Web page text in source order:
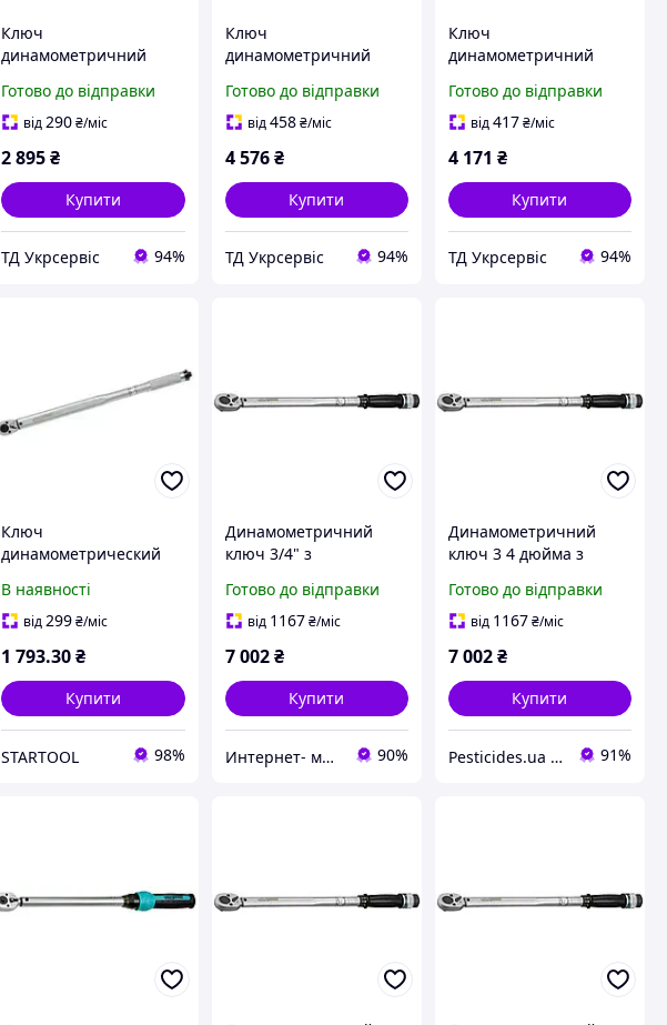
Ключ
динамометричний
4210 1/2" 42-210 Нм
Готово до відправки
від290₴/міс
2 895₴
Купити
ТД Укрсервіс 94%
Ключ
динамометричний
4350 1/2" 50-350 Нм
Готово до відправки
від458 ₴/міс
4 576 ₴
Купити
ТД Укрсервіс 94%
Ключ
динамометричний
1/2" 70-350 Нм
Готово до відправки
від417₴/міс
4 171 ₴
Купити
ТД Укрсервіс 94%
Ключ
динамометрический
Whirlpower
В наявності
від299₴/міс
1 793.30₴
Купити
STARTOOL 98%
Динамометричний
ключ 3/4" з
моментом 100-500 Нм
для точного
Готово до відправки
від 1167 ₴/міс
7 002 ₴
Купити
Интернет- магазин "AKB-OK" 90%
Динамометричний
ключ 3 4 дюйма з
моменту 100-500 Нм
модель 9-168-2-0865
Готово до відправки
від 1167₴/міс
7 002₴
Купити
Pesticides.ua - Аграрна продукція і не тільки !!! 91%